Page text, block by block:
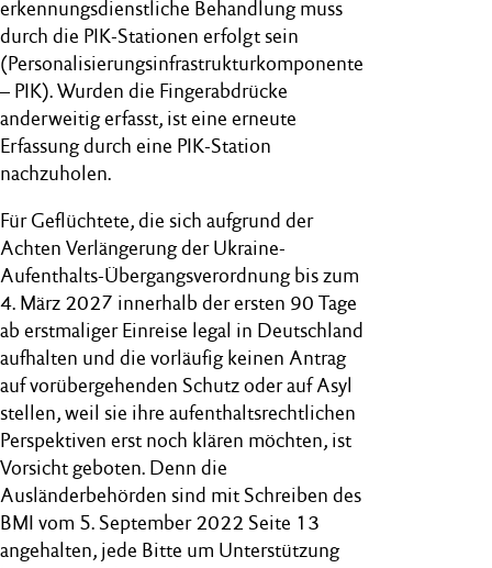
erkennungsdienstliche Behandlung muss
durch die PIK-Stationen erfolgt sein
(Personalisierungsinfrastrukturkomponente
– PIK). Wurden die Fingerabdrücke
anderweitig erfasst, ist eine erneute
Erfassung durch eine PIK-Station
nachzuholen.
Für Geflüchtete, die sich aufgrund der
Achten Verlängerung der Ukraine-
Aufenthalts-Übergangsverordnung bis zum
4. März 2027 innerhalb der ersten 90 Tage
ab erstmaliger Einreise legal in Deutschland
aufhalten und die vorläufig keinen Antrag
auf vorübergehenden Schutz oder auf Asyl
stellen, weil sie ihre aufenthaltsrechtlichen
Perspektiven erst noch klären möchten, ist
Vorsicht geboten. Denn die
Ausländerbehörden sind mit Schreiben des
BMI vom 5. September 2022 Seite 13
angehalten, jede Bitte um Unterstützung